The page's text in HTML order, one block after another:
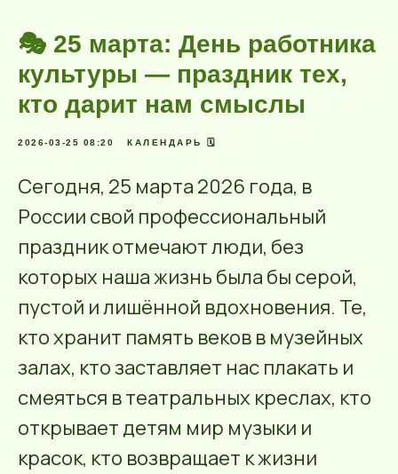
🎭 25 марта: День работника
культуры — праздник тех,
кто дарит нам смыслы
2026-03-25 08:20 КАЛЕНДАРЬ 🗓️
Сегодня, 25 марта 2026 года, в
России свой профессиональный
праздник отмечают люди, без
которых наша жизнь была бы серой,
пустой и лишённой вдохновения. Те,
кто хранит память веков в музейных
залах, кто заставляет нас плакать и
смеяться в театральных креслах, кто
открывает детям мир музыки и
красок, кто возвращает к жизни